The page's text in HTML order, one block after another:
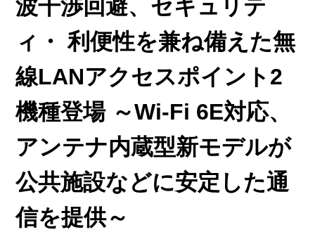
波干渉回避、セキュリテ
ィ・ 利便性を兼ね備えた無
線LANアクセスポイント2
機種登場 ～Wi-Fi 6E対応、
アンテナ内蔵型新モデルが
公共施設などに安定した通
信を提供～